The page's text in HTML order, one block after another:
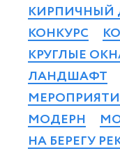
КИРПИЧНЫЙ
КОНКУРС
КРУГЛЫЕ
ЛАНДШАФТ
МОДЕРН
НА БЕРЕГУ